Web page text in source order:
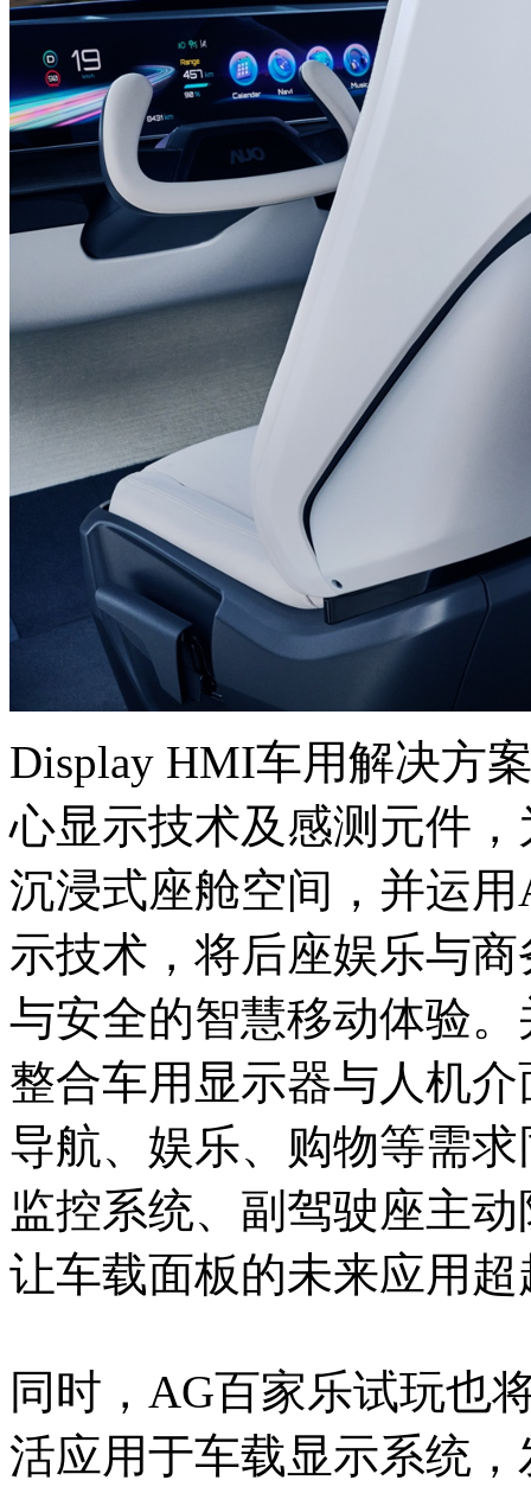
Display HMI车用解决方
心显示技术及感测元件
沉浸式座舱空间，并运
示技术，将后座娱乐与
与安全的智慧移动体验
整合车用显示器与人机
导航、娱乐、购物等需
监控系统、副驾驶座主
让车载面板的未来应用
同时，AG百家乐试玩也
活应用于车载显示系统